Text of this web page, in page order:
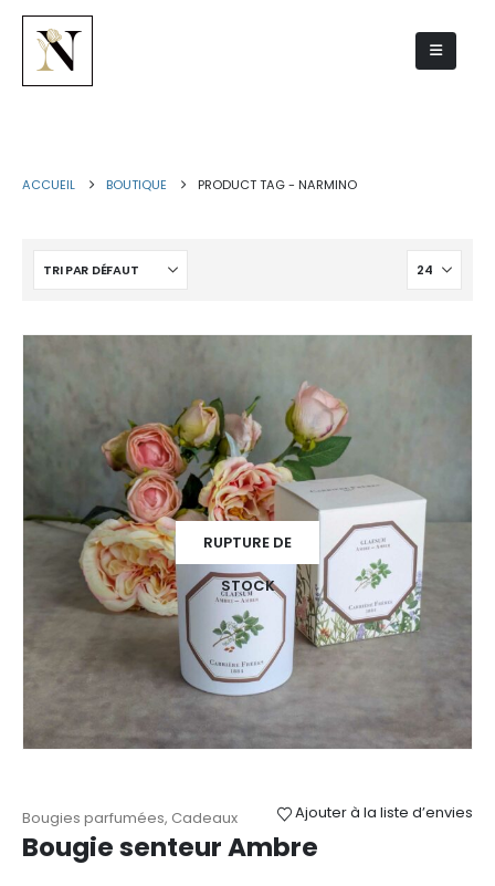
ACCUEIL BOUTIQUE PRODUCT TAG - NARMINO
RUPTURE DE
STOCK
Ajouter à la liste d’envies
Bougies parfumées, Cadeaux
Bougie senteur Ambre